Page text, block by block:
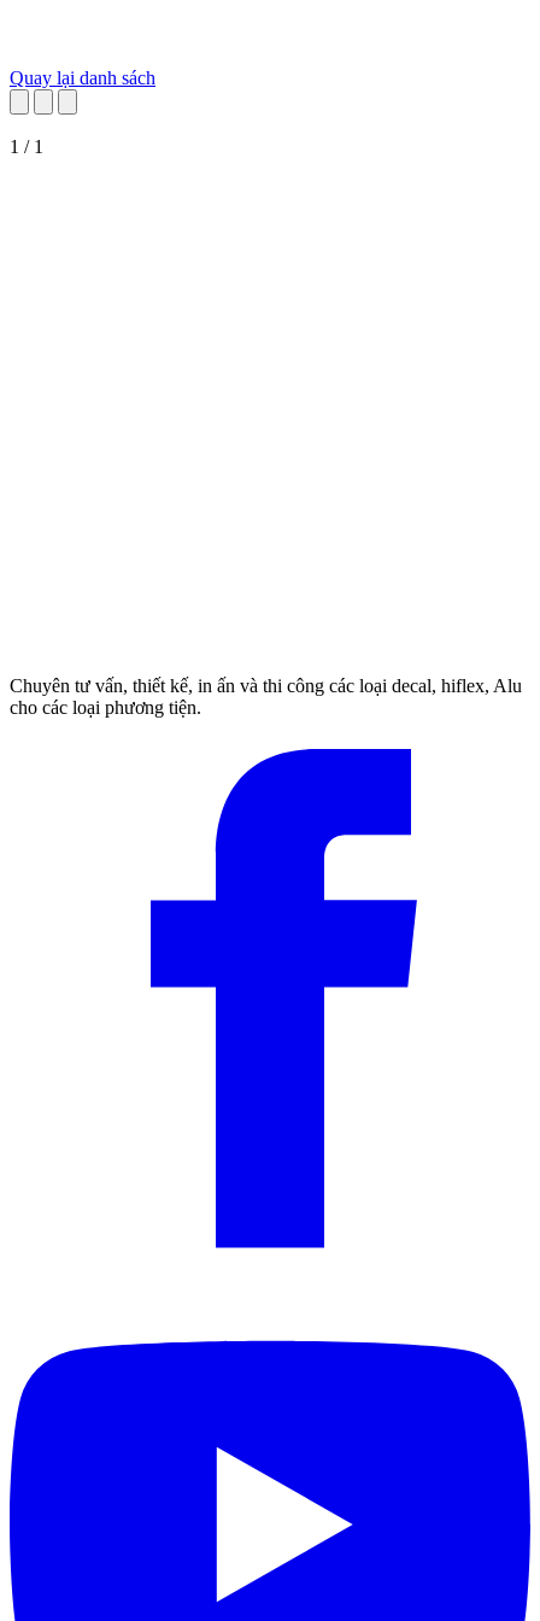
Quay lại danh sách
1 / 1
Chuyên tư vấn, thiết kế, in ấn và thi công các loại decal, hiflex, Alu
cho các loại phương tiện.